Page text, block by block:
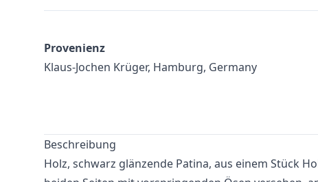
Provenienz
Klaus-Jochen Krüger, Hamburg, Germany
Beschreibung
Holz, schwarz glänzende Patina, aus einem Stück